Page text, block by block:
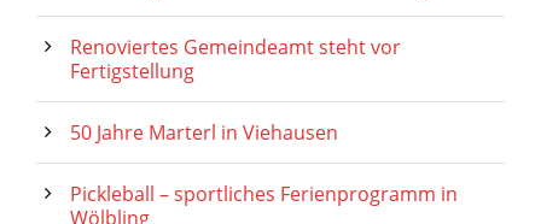
Renoviertes Gemeindeamt steht vor
Fertigstellung
50 Jahre Marterl in Viehausen
Pickleball – sportliches Ferienprogramm in
Wölbling